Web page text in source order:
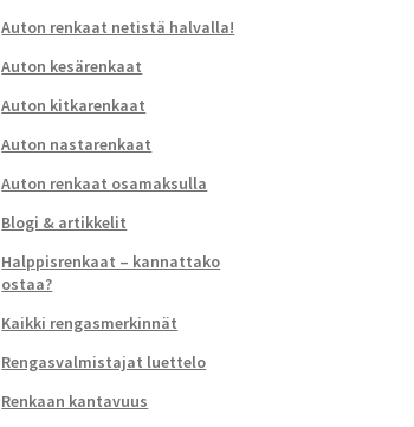
Auton renkaat netistä halvalla!
Auton kesärenkaat
Auton kitkarenkaat
Auton nastarenkaat
Auton renkaat osamaksulla
Blogi & artikkelit
Halppisrenkaat – kannattako
ostaa?
Kaikki rengasmerkinnät
Rengasvalmistajat luettelo
Renkaan kantavuus